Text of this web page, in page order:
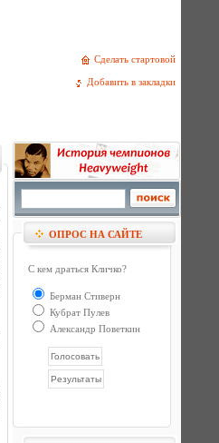
Сделать стартовой
Добавить в закладки
ОПРОС НА САЙТЕ
С кем драться Кличко?
Берман Стиверн
Кубрат Пулев
Александр Поветкин